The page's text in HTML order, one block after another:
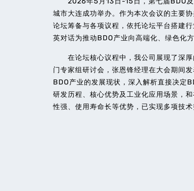
城市大连成功举办。作为本次会议的主要
论坛筹备与各项议程，依托论坛平台搭建
英对话为推动BDO产业向高端化、绿色化
在论坛核心议程中，我公司展现了深厚
门专家组研讨会，张恩锋经理在大会期间
BDO产业的发展现状，深入解析直接决定
研发历程、核心优势及工业化应用场景，
性强、使用寿命长等优势，已实现多项技